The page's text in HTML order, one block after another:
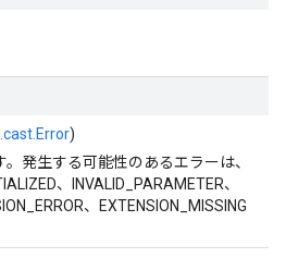
)
発生する可能性のあるエラーは、
、INVALID_PARAMETER、
、EXTENSION_MISSING